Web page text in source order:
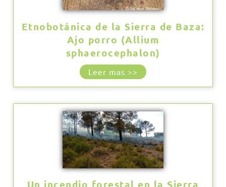
Etnobotánica de la Sierra de Baza:
Ajo porro (Allium
sphaerocephalon)
Leer mas >>
Un incendio forestal en la Sierra